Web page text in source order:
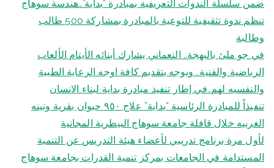
ضمن سلسلة الندوات التعريفية بمبادرة “بداية”…هندسة سوهاج
تنظم ندوة تثقيفية للتوعية بالمبادرة بمشاركة 500 طالب
وطالبة
في جو ملئ بالبهجة.. النعماني يشارك أبنائه الأيتام الألعاب
الرياضية والفنية.. ويوجه بتقديم كافة اوجه الرعاية الطبية
والنفسيه لهم..في إطار تنفيذ مبادرة بداية لبناء الانسان
تنفيذاً للمبادرة الرئاسية “بداية” علاج ٩٥٠ حيوان بقرية ونينه
الغربيه خلال قافلة جامعة سوهاج البيطرية المجانية
لأول مرة برنامج تدريبي لأعضاء هيئة التدريس عن التنمية
المستدامة في الجامعات بمركز تنمية القدرات بجامعة سوهاج